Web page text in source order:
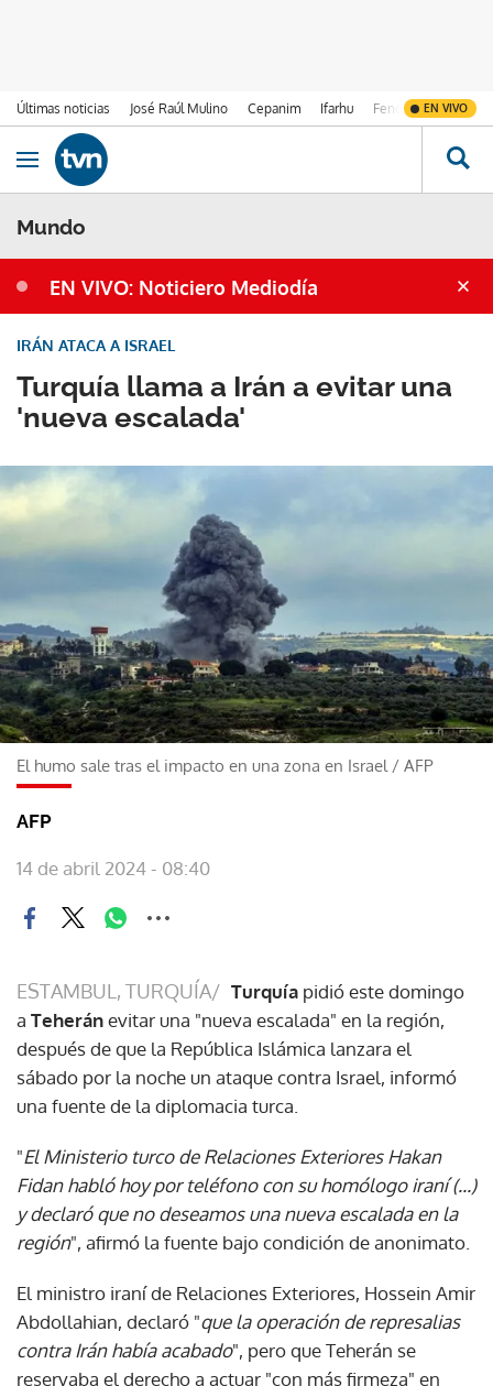
Últimas noticias José Raúl Mulino Cepanim Ifarhu Fenómeno de El
EN VIVO
Ir al contenido
Obrir navegació
Mundo
EN VIVO: Noticiero Mediodía
Turquía llama a Irán a evitar una
'nueva escalada'
IRÁN ATACA A ISRAEL
El humo sale tras el impacto en una zona en Israel / AFP
AFP
14 de abril 2024 - 08:40
ESTAMBUL, TURQUÍA/ Turquía pidió este domingo
a Teheránevitar una "nueva escalada" en la región,
después de que la República Islámica lanzara el
sábado por la noche un ataque contra Israel, informó
una fuente de la diplomacia turca.
"El Ministerio turco de Relaciones Exteriores Hakan
Fidan habló hoy por teléfono con su homólogo iraní (...)
y declaró que no deseamos una nueva escalada en la
región", afirmó la fuente bajo condición de anonimato.
El ministro iraní de Relaciones Exteriores, Hossein Amir
Abdollahian, declaró "que la operación de represalias
contra Irán había acabado", pero que Teherán se
reservaba el derecho a actuar "con más firmeza" en